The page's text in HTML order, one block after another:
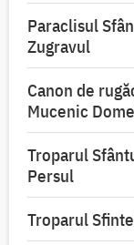
Paraclisul
Zugravul
Canon de
Mucenic
Troparul
Persul
Troparul